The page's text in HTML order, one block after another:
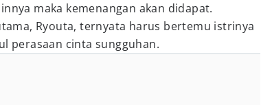
maka kemenangan akan didapat.
Ryouta, ternyata harus bertemu istrinya
perasaan cinta sungguhan.